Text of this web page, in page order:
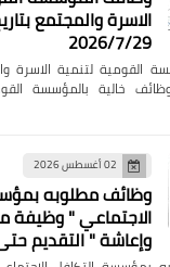
الاسرة والمجتمع
2026/7/29
القومية لتنمية الاسرة
7/29 وظائف خالية بالمؤسسة
02 أغسطس 2026
وظائف مطلوبه
الاجتماعي " وظيفة
وإعاشة " التقديم حتى 2026/8/